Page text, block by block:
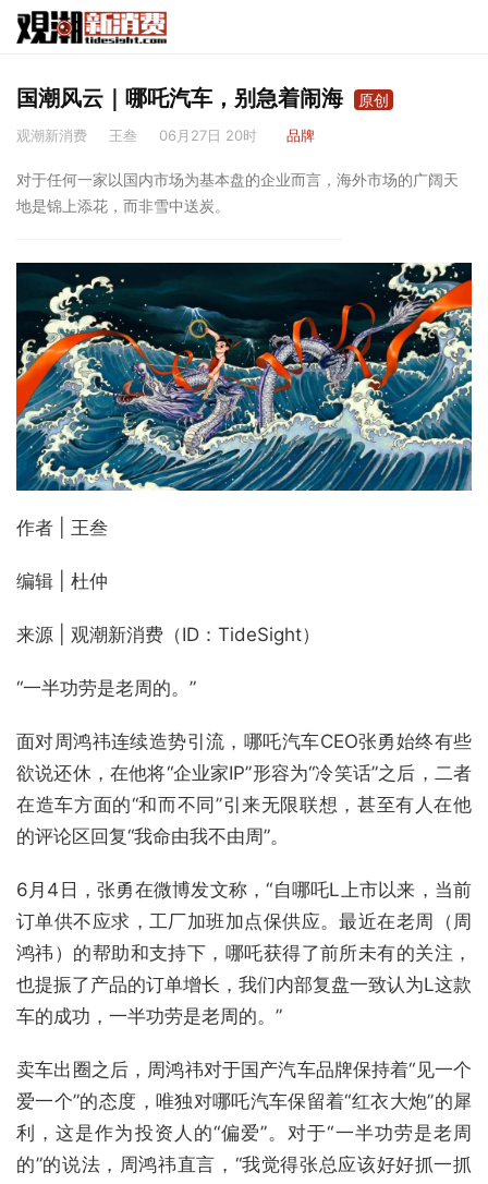
国潮风云｜哪吒汽车，别急着闹海 原创
观潮新消费 王叁 06月27日 20时 品牌
对于任何一家以国内市场为基本盘的企业而言，海外市场的广阔天
地是锦上添花，而非雪中送炭。
作者 | 王叁
编辑 | 杜仲
来源 | 观潮新消费（ID：TideSight）
“一半功劳是老周的。”
面对周鸿祎连续造势引流，哪吒汽车CEO张勇始终有些
欲说还休，在他将“企业家IP”形容为“冷笑话”之后，二者
在造车方面的“和而不同”引来无限联想，甚至有人在他
的评论区回复“我命由我不由周”。
6月4日，张勇在微博发文称，“自哪吒L上市以来，当前
订单供不应求，工厂加班加点保供应。最近在老周（周
鸿祎）的帮助和支持下，哪吒获得了前所未有的关注，
也提振了产品的订单增长，我们内部复盘一致认为L这款
车的成功，一半功劳是老周的。”
卖车出圈之后，周鸿祎对于国产汽车品牌保持着“见一个
爱一个”的态度，唯独对哪吒汽车保留着“红衣大炮”的犀
利，这是作为投资人的“偏爱”。对于“一半功劳是老周
的”的说法，周鸿祎直言，“我觉得张总应该好好抓一抓